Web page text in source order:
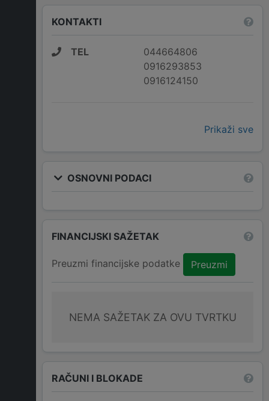
KONTAKTI
TEL
044664806
0916293853
0916124150
Prikaži sve
OSNOVNI PODACI
FINANCIJSKI SAŽETAK
Preuzmi financijske podatke Preuzmi
NEMA SAŽETAK ZA OVU TVRTKU
RAČUNI I BLOKADE